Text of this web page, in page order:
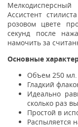
Ассистент
розовом цвете
секунд после
намочить за
Основные
Объем 250 мл.
Гладкий
Идеально
сколько раз
Простой в
Распыляется